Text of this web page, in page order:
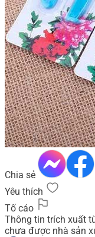
Chia sẻ
Yêu thích
Tố cáo
Thông tin trích xuất
chưa được nhà sản